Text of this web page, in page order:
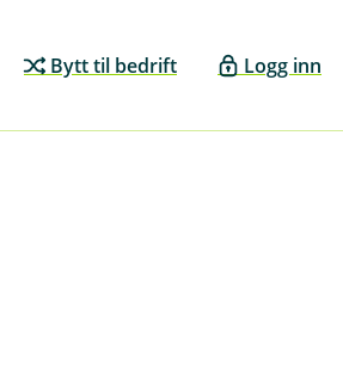
Bytt til bedrift Logg inn